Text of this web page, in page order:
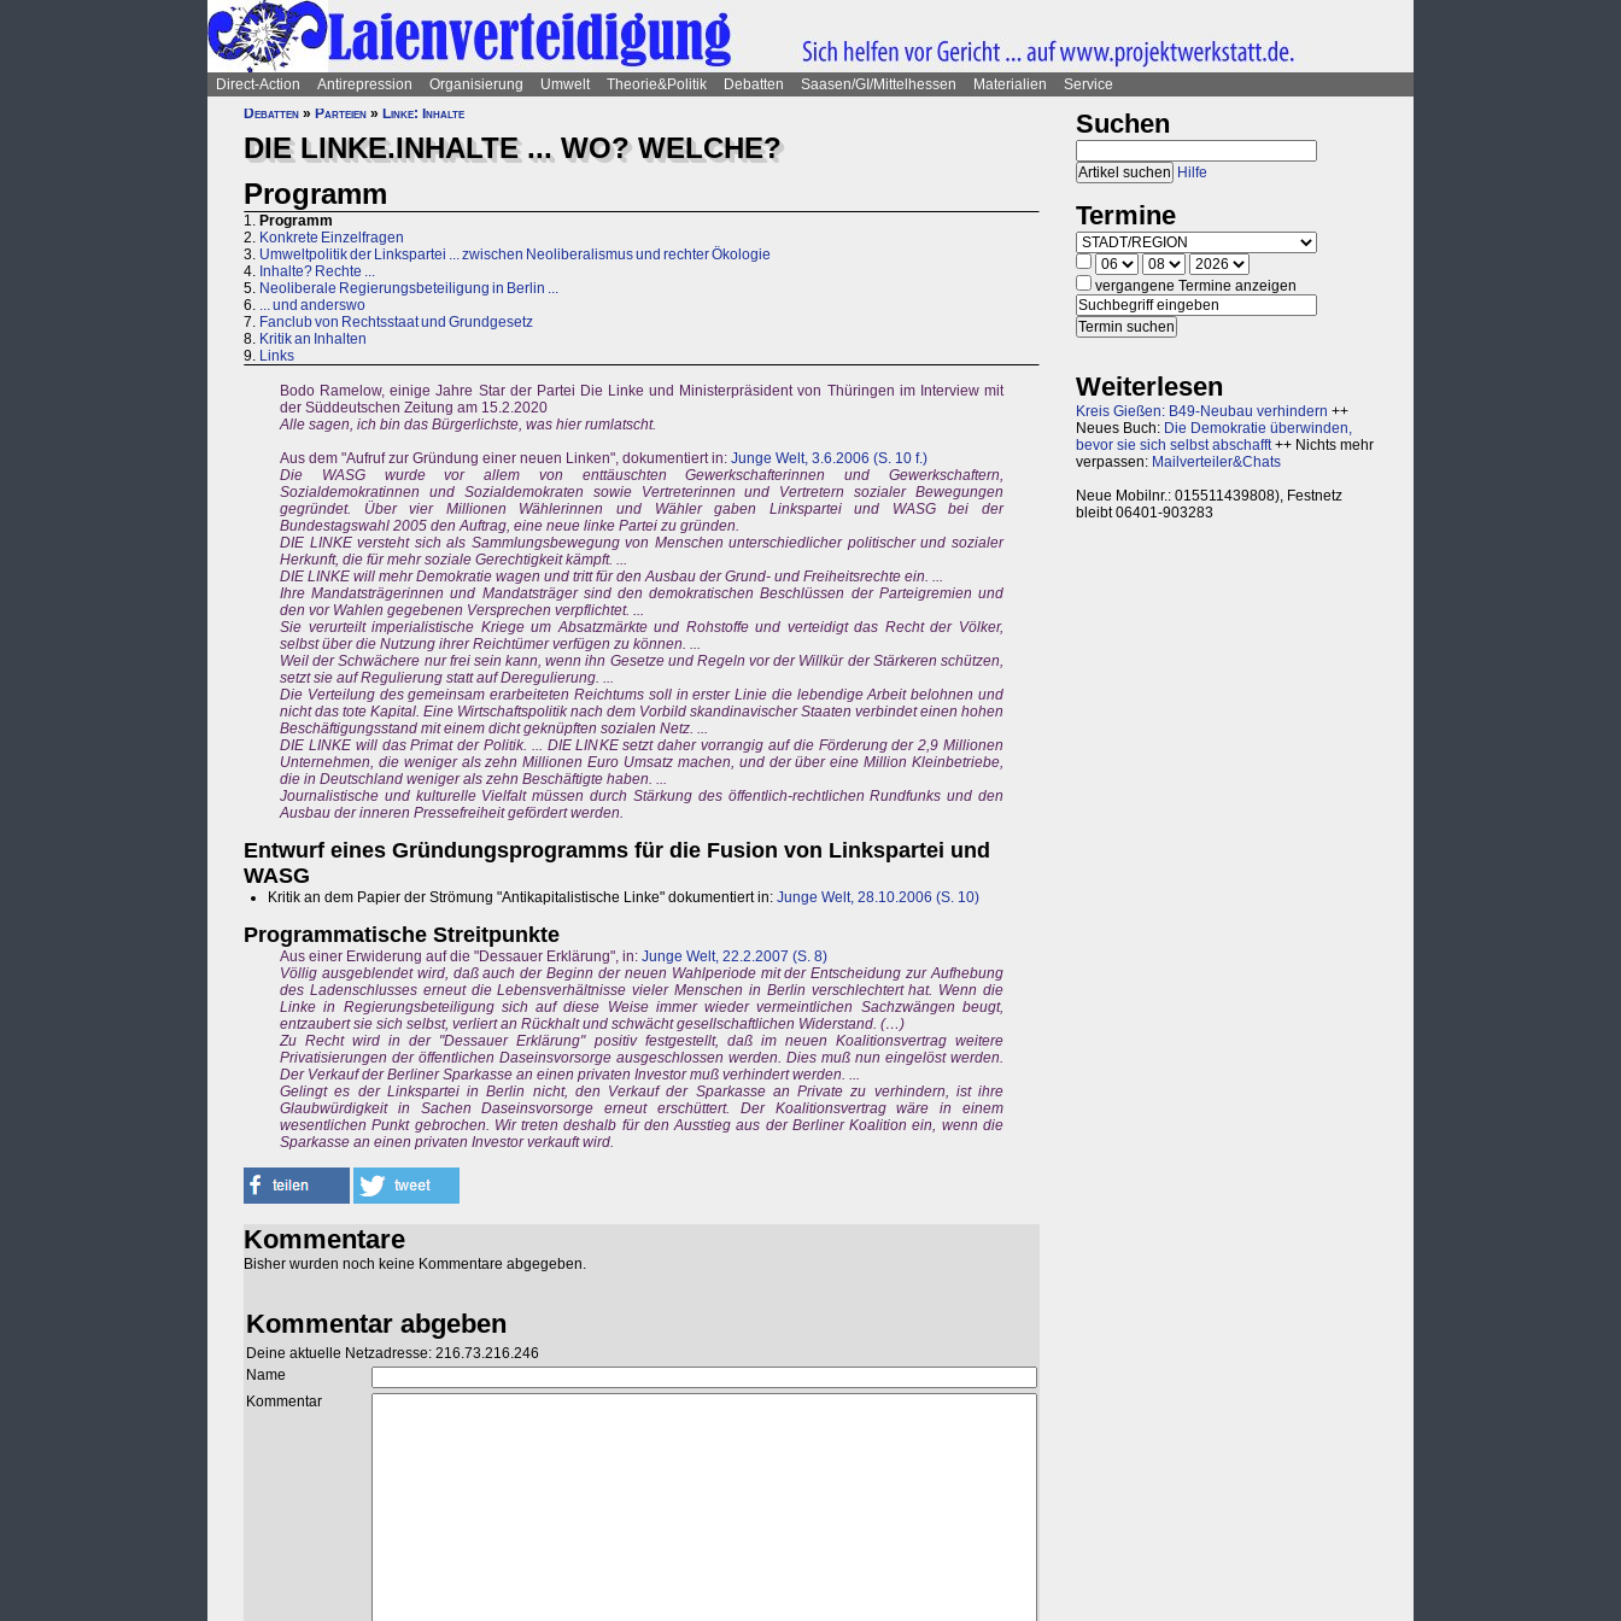
Direct-Action Antirepression Organisierung Umwelt Theorie&Politik Debatten Saasen/GI/Mittelhessen Materialien
Service
Debatten » Parteien » Linke: Inhalte
DIE LINKE.INHALTE ... WO? WELCHE?
Programm
1. Programm
2. Konkrete Einzelfragen
3. Umweltpolitik der Linkspartei ... zwischen Neoliberalismus und rechter Ökologie
4. Inhalte? Rechte ...
5. Neoliberale Regierungsbeteiligung in Berlin ...
6. ... und anderswo
7. Fanclub von Rechtsstaat und Grundgesetz
8. Kritik an Inhalten
9. Links
Bodo Ramelow, einige Jahre Star der Partei Die Linke und Ministerpräsident von Thüringen im Interview mit
der Süddeutschen Zeitung am 15.2.2020
Alle sagen, ich bin das Bürgerlichste, was hier rumlatscht.
Aus dem "Aufruf zur Gründung einer neuen Linken", dokumentiert in: Junge Welt, 3.6.2006 (S. 10 f.)
Die WASG wurde vor allem von enttäuschten Gewerkschafterinnen und Gewerkschaftern,
Sozialdemokratinnen und Sozialdemokraten sowie Vertreterinnen und Vertretern sozialer Bewegungen
gegründet. Über vier Millionen Wählerinnen und Wähler gaben Linkspartei und WASG bei der
Bundestagswahl 2005 den Auftrag, eine neue linke Partei zu gründen.
DIE LINKE versteht sich als Sammlungsbewegung von Menschen unterschiedlicher politischer und sozialer
Herkunft, die für mehr soziale Gerechtigkeit kämpft. ...
DIE LINKE will mehr Demokratie wagen und tritt für den Ausbau der Grund- und Freiheitsrechte ein. ...
Ihre Mandatsträgerinnen und Mandatsträger sind den demokratischen Beschlüssen der Parteigremien und
den vor Wahlen gegebenen Versprechen verpflichtet. ...
Sie verurteilt imperialistische Kriege um Absatzmärkte und Rohstoffe und verteidigt das Recht der Völker,
selbst über die Nutzung ihrer Reichtümer verfügen zu können. ...
Weil der Schwächere nur frei sein kann, wenn ihn Gesetze und Regeln vor der Willkür der Stärkeren schützen,
setzt sie auf Regulierung statt auf Deregulierung. ...
Die Verteilung des gemeinsam erarbeiteten Reichtums soll in erster Linie die lebendige Arbeit belohnen und
nicht das tote Kapital. Eine Wirtschaftspolitik nach dem Vorbild skandinavischer Staaten verbindet einen hohen
Beschäftigungsstand mit einem dicht geknüpften sozialen Netz. ...
DIE LINKE will das Primat der Politik. ... DIE LINKE setzt daher vorrangig auf die Förderung der 2,9 Millionen
Unternehmen, die weniger als zehn Millionen Euro Umsatz machen, und der über eine Million Kleinbetriebe,
die in Deutschland weniger als zehn Beschäftigte haben. ...
Journalistische und kulturelle Vielfalt müssen durch Stärkung des öffentlich-rechtlichen Rundfunks und den
Ausbau der inneren Pressefreiheit gefördert werden.
Entwurf eines Gründungsprogramms für die Fusion von Linkspartei und
WASG
Kritik an dem Papier der Strömung "Antikapitalistische Linke" dokumentiert in: Junge Welt, 28.10.2006 (S. 10)
Programmatische Streitpunkte
Aus einer Erwiderung auf die "Dessauer Erklärung", in: Junge Welt, 22.2.2007 (S. 8)
Völlig ausgeblendet wird, daß auch der Beginn der neuen Wahlperiode mit der Entscheidung zur Aufhebung
des Ladenschlusses erneut die Lebensverhältnisse vieler Menschen in Berlin verschlechtert hat. Wenn die
Linke in Regierungsbeteiligung sich auf diese Weise immer wieder vermeintlichen Sachzwängen beugt,
entzaubert sie sich selbst, verliert an Rückhalt und schwächt gesellschaftlichen Widerstand. (…)
Zu Recht wird in der "Dessauer Erklärung" positiv festgestellt, daß im neuen Koalitionsvertrag weitere
Privatisierungen der öffentlichen Daseinsvorsorge ausgeschlossen werden. Dies muß nun eingelöst werden.
Der Verkauf der Berliner Sparkasse an einen privaten Investor muß verhindert werden. ...
Gelingt es der Linkspartei in Berlin nicht, den Verkauf der Sparkasse an Private zu verhindern, ist ihre
Glaubwürdigkeit in Sachen Daseinsvorsorge erneut erschüttert. Der Koalitionsvertrag wäre in einem
wesentlichen Punkt gebrochen. Wir treten deshalb für den Ausstieg aus der Berliner Koalition ein, wenn die
Sparkasse an einen privaten Investor verkauft wird.
Kommentare
Bisher wurden noch keine Kommentare abgegeben.
Kommentar abgeben
Deine aktuelle Netzadresse: 216.73.216.246
Name
Kommentar
Suchen
Hilfe
Termine
vergangene Termine anzeigen
Weiterlesen
Kreis Gießen: B49-Neubau verhindern ++
Neues Buch: Die Demokratie überwinden,
bevor sie sich selbst abschafft++ Nichts mehr
verpassen: Mailverteiler&Chats
Neue Mobilnr.: 015511439808), Festnetz
bleibt 06401-903283